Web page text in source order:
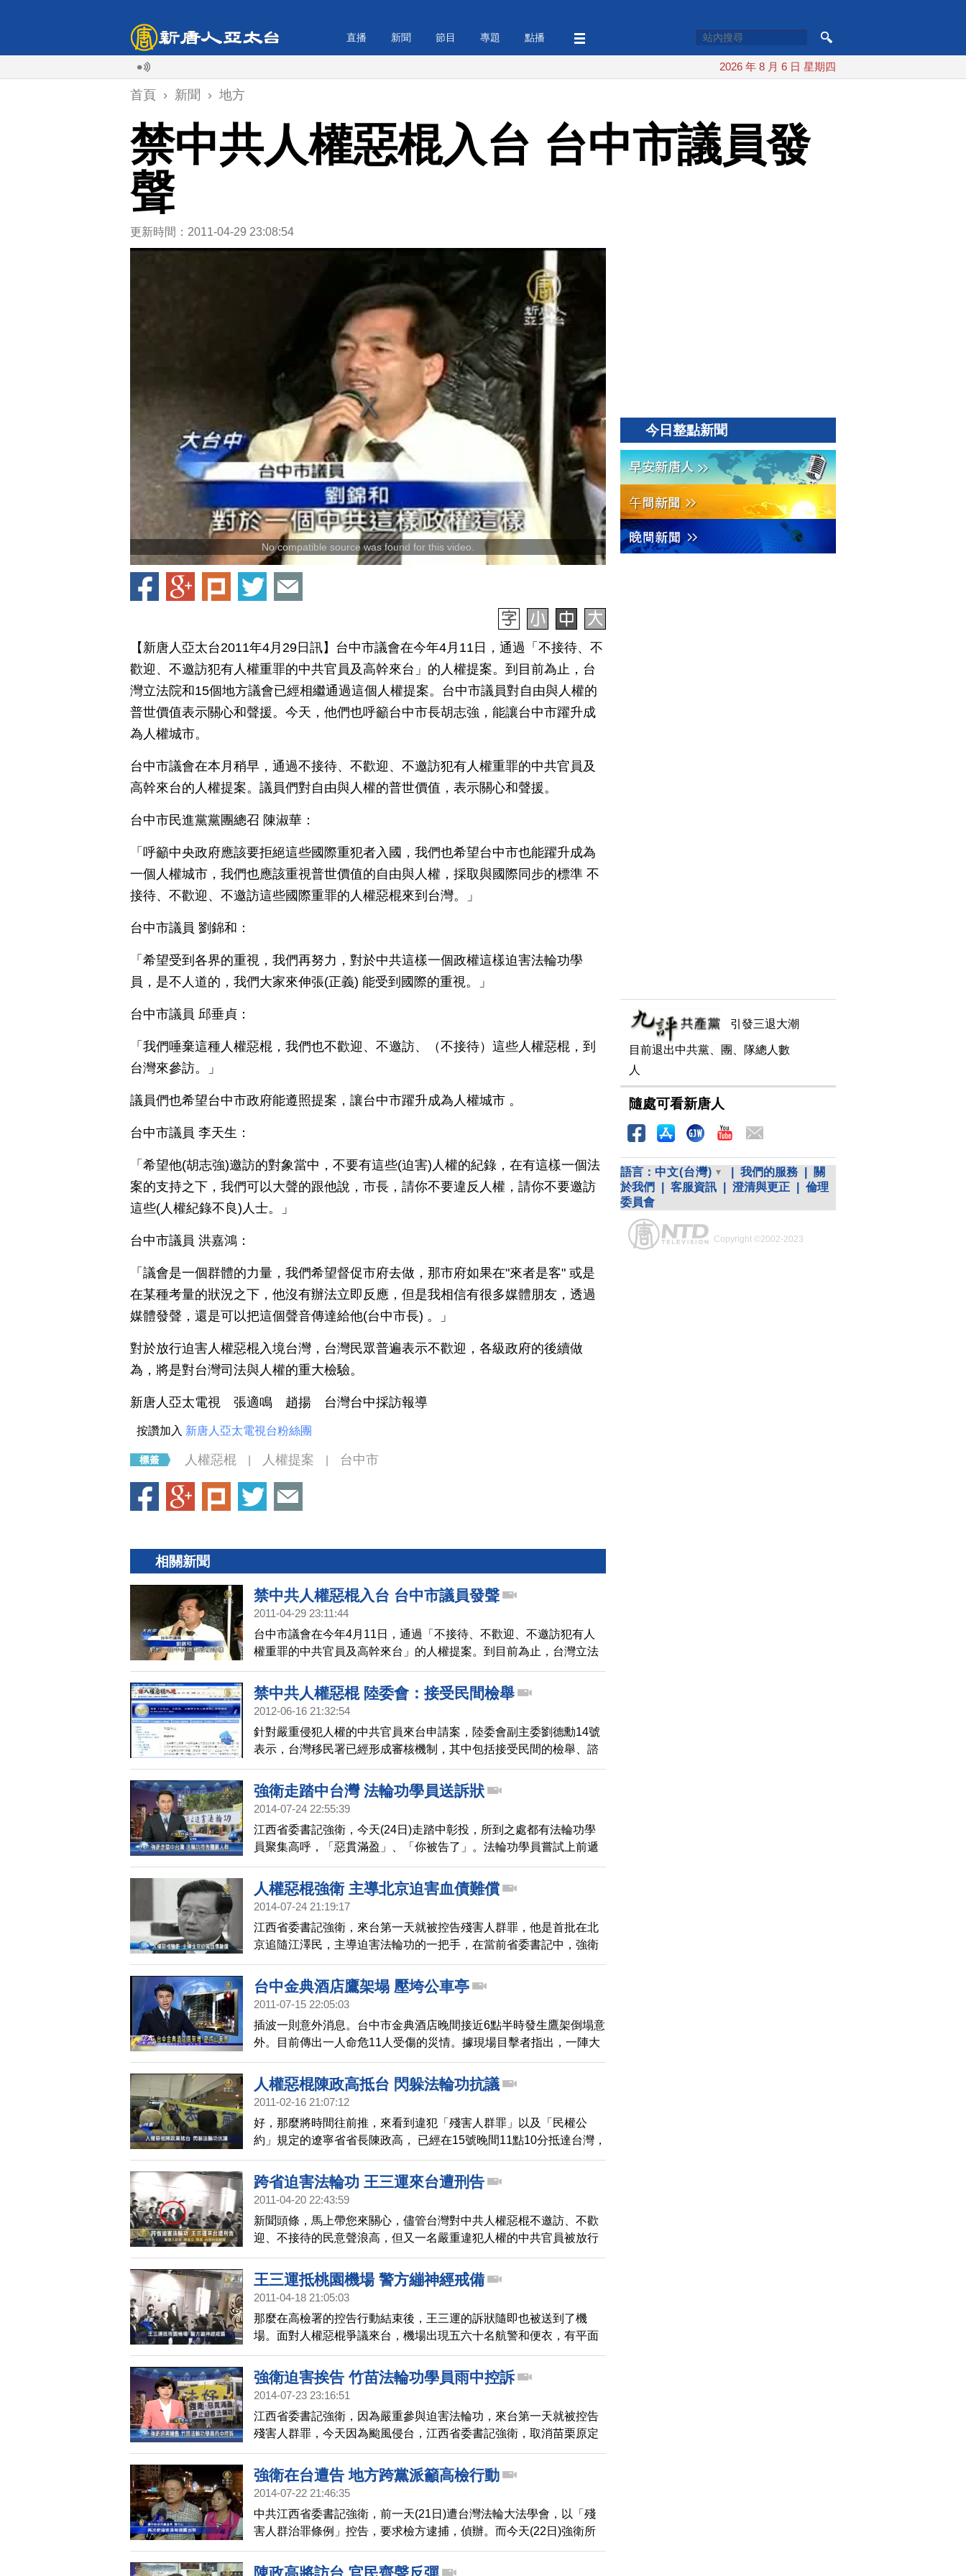
直播 新聞 節目 專題 點播
2026 年 8 月 6 日 星期四
首頁 › 新聞 › 地方
禁中共人權惡棍入台 台中市議員發
聲
更新時間：2011-04-29 23:08:54
No compatible source was found for this video.
【新唐人亞太台2011年4月29日訊】台中市議會在今年4月11日，通過「不接待、不
歡迎、不邀訪犯有人權重罪的中共官員及高幹來台」的人權提案。到目前為止，台
灣立法院和15個地方議會已經相繼通過這個人權提案。台中市議員對自由與人權的
普世價值表示關心和聲援。今天，他們也呼籲台中市長胡志強，能讓台中市躍升成
為人權城市。
台中市議會在本月稍早，通過不接待、不歡迎、不邀訪犯有人權重罪的中共官員及
高幹來台的人權提案。議員們對自由與人權的普世價值，表示關心和聲援。
台中市民進黨黨團總召 陳淑華：
「呼籲中央政府應該要拒絕這些國際重犯者入國，我們也希望台中市也能躍升成為
一個人權城市，我們也應該重視普世價值的自由與人權，採取與國際同步的標準 不
接待、不歡迎、不邀訪這些國際重罪的人權惡棍來到台灣。」
台中市議員 劉錦和：
「希望受到各界的重視，我們再努力，對於中共這樣一個政權這樣迫害法輪功學
員，是不人道的，我們大家來伸張(正義) 能受到國際的重視。」
台中市議員 邱垂貞：
「我們唾棄這種人權惡棍，我們也不歡迎、不邀訪、（不接待）這些人權惡棍，到
台灣來參訪。」
議員們也希望台中市政府能遵照提案，讓台中市躍升成為人權城市 。
台中市議員 李天生：
「希望他(胡志強)邀訪的對象當中，不要有這些(迫害)人權的紀錄，在有這樣一個法
案的支持之下，我們可以大聲的跟他說，市長，請你不要違反人權，請你不要邀訪
這些(人權紀錄不良)人士。」
台中市議員 洪嘉鴻：
「議會是一個群體的力量，我們希望督促市府去做，那市府如果在"來者是客" 或是
在某種考量的狀況之下，他沒有辦法立即反應，但是我相信有很多媒體朋友，透過
媒體發聲，還是可以把這個聲音傳達給他(台中市長) 。」
對於放行迫害人權惡棍入境台灣，台灣民眾普遍表示不歡迎，各級政府的後續做
為，將是對台灣司法與人權的重大檢驗。
新唐人亞太電視 張適鳴 趙揚 台灣台中採訪報導
按讚加入 新唐人亞太電視台粉絲團
人權惡棍 人權提案 台中市
相關新聞
禁中共人權惡棍入台 台中市議員發聲
2011-04-29 23:11:44
台中市議會在今年4月11日，通過「不接待、不歡迎、不邀訪犯有人
權重罪的中共官員及高幹來台」的人權提案。到目前為止，台灣立法
院和15個地方議會已經相繼通過這個人權提案。台中市議員對自由與
人權的普世價值表示關心和聲援。今天，他們也呼籲台中市長胡志
強，能讓台中市躍升成為人權城市。
禁中共人權惡棍 陸委會：接受民間檢舉
2012-06-16 21:32:54
針對嚴重侵犯人權的中共官員來台申請案，陸委會副主委劉德勳14號
表示，台灣移民署已經形成審核機制，其中包括接受民間的檢舉、諮
詢提出檢舉的團體以及上 網查詢，但民團表示，台灣政府應該提早公
告申請來台的中共官員，民間才能進行檢舉。
強衛走踏中台灣 法輪功學員送訴狀
2014-07-24 22:55:39
江西省委書記強衛，今天(24日)走踏中彰投，所到之處都有法輪功學
員聚集高呼，「惡貫滿盈」、「你被告了」。法輪功學員嘗試上前遞
訴狀，卻被隨車人員阻擋，而現場保安層層戒備，連台灣媒體都無法
進入採訪。
人權惡棍強衛 主導北京迫害血債難償
2014-07-24 21:19:17
江西省委書記強衛，來台第一天就被控告殘害人群罪，他是首批在北
京追隨江澤民，主導迫害法輪功的一把手，在當前省委書記中，強衛
算是迫害最嚴重的元兇之一，請看我們的整理報導。
台中金典酒店鷹架塌 壓垮公車亭
2011-07-15 22:05:03
插波一則意外消息。台中市金典酒店晚間接近6點半時發生鷹架倒塌意
外。目前傳出一人命危11人受傷的災情。據現場目擊者指出，一陣大
風讓酒店外牆鷹架倒塌，由於事發當時是交通尖峰時間，消防隊還在
搜尋是否有人受困。目前中港路往沙鹿方向四線道封閉。有進一步的
消息我們會隨時為您作插播報導。
人權惡棍陳政高抵台 閃躲法輪功抗議
2011-02-16 21:07:12
好，那麼將時間往前推，來看到違犯「殘害人群罪」以及「民權公
約」規定的遼寧省省長陳政高， 已經在15號晚間11點10分抵達台灣，
不過當陳政高一進入機場大廳，立即受到台灣法輪功學員的抗議，強
烈表達不歡迎陳政高來台訪問的訴求，同時當面告知陳政高，已經在
台灣受到刑事控告。帶您看到當時現場的情況。
跨省迫害法輪功 王三運來台遭刑告
2011-04-20 22:43:59
新聞頭條，馬上帶您來關心，儘管台灣對中共人權惡棍不邀訪、不歡
迎、不接待的民意聲浪高，但又一名嚴重違犯人權的中共官員被放行
來台，安徽省長王三運被指控在四川、福建、安徽三個省分，嚴重參
與迫害法輪功，造成多位學員被迫害致死，台灣法輪功團體今天早上
在他抵達台灣前，向高檢署按鈴控告王三運違犯「殘害人群罪」，要
王三運抵桃園機場 警方繃神經戒備
2011-04-18 21:05:03
那麼在高檢署的控告行動結束後，王三運的訴狀隨即也被送到了機
場。面對人權惡棍爭議來台，機場出現五六十名航警和便衣，有平面
記者當眾提出王三運挨告的問題，但王三運則是頭也不回，匆匆離
開。 「你在台灣被告了，你有甚麼想法，你要回應嗎」 平面記者大聲
提問，王三運頭也不回的離開，但身旁十幾位戒護人員很緊張，爭議
駐，對民眾進行盤查驅離。不過，現場還是可以聽到法輪功學員的反
迫害訴求，另外，在畫面中可以看到，本台攝影記者也被航警人員粗
暴制止，同時用手遮住攝影鏡
強衛迫害挨告 竹苗法輪功學員雨中控訴
2014-07-23 23:16:51
江西省委書記強衛，因為嚴重參與迫害法輪功，來台第一天就被控告
殘害人群罪，今天因為颱風侵台，江西省委書記強衛，取消苗栗原定
參訪行程，直接和縣長劉政鴻餐敘，但不論到了新竹還是苗栗，今天
(23日)所有行程，仍舊有大批穿著黃衫的法輪功學員，風雨無阻的控
訴強衛，迫害法輪功的殘忍罪行。
強衛在台遭告 地方跨黨派籲高檢行動
2014-07-22 21:46:35
中共江西省委書記強衛，前一天(21日)遭台灣法輪大法學會，以「殘
害人群治罪條例」控告，要求檢方逮捕，偵辦。而今天(22日)強衛所
到之處，都能聽到法輪功學員要求「停止迫害」的聲浪，地方人士跨
黨派支持追究人權惡棍責任，也呼籲高檢署盡快採取法律行動。
今日整點新聞
引發三退大潮
目前退出中共黨、團、隊總人數
人
隨處可看新唐人
語言： 中文(台灣) 我們的服務
關
於我們
客服資訊 澄清與更正
倫理
委員會
Copyright ©2002-2023